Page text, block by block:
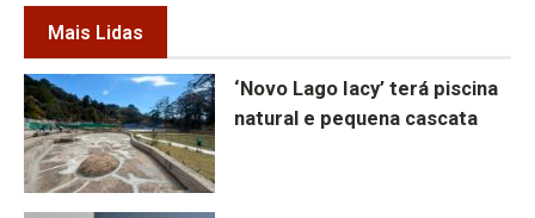
Mais Lidas
‘Novo Lago Iacy’ terá piscina
natural e pequena cascata